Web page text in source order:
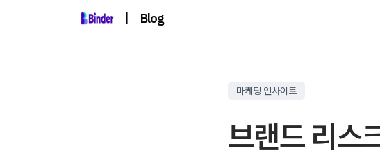
| Blog
마케팅 인사이트
브랜드 리스